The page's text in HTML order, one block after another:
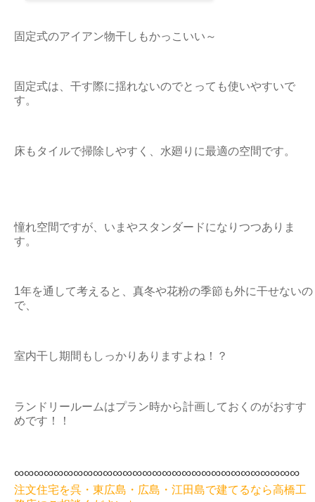
固定式のアイアン物干しもかっこいい～
固定式は、干す際に揺れないのでとっても使いやすいで
す。
床もタイルで掃除しやすく、水廻りに最適の空間です。
憧れ空間ですが、いまやスタンダードになりつつありま
す。
1年を通して考えると、真冬や花粉の季節も外に干せないの
で、
室内干し期間もしっかりありますよね！？
ランドリールームはプラン時から計画しておくのがおすす
めです！！
∞∞∞∞∞∞∞∞∞∞∞∞∞∞∞∞∞∞∞∞∞∞∞∞∞∞∞∞∞
注文住宅を呉・東広島・広島・江田島で建てるなら高橋工